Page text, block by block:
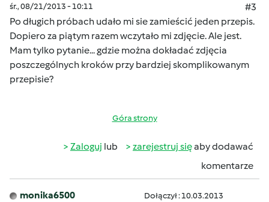
śr., 08/21/2013 - 10:11
#3
Po długich próbach udało mi sie zamieścić jeden przepis.
Dopiero za piątym razem wczytało mi zdjęcie. Ale jest.
Mam tylko pytanie... gdzie można dokładać zdjęcia
poszczególnych kroków przy bardziej skomplikowanym
przepisie?
Góra strony
Zaloguj lub zarejestruj sięaby dodawać
komentarze
monika6500 Dołączył : 10.03.2013